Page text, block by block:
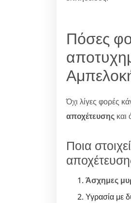
Πόσες
Όχι λίγες φορές
αποχέτευσης και
Ποια
Άσχημες
Υγρασία με